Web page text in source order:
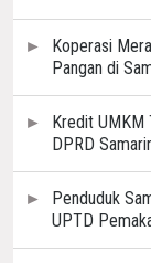
Koperasi
Pangan di
Kredit UMKM
DPRD
Penduduk
UPTD